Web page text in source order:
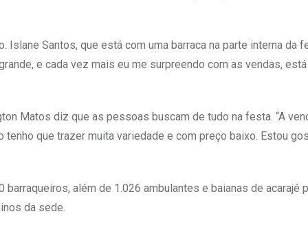
Islane Santos, que está com uma barraca na parte interna da
e cada vez mais eu me surpreendo com as vendas,
Matos diz que as pessoas buscam de tudo na festa. “A
que trazer muita variedade e com preço baixo. Estou
além de 1.026 ambulantes e baianas de acarajé
da sede.